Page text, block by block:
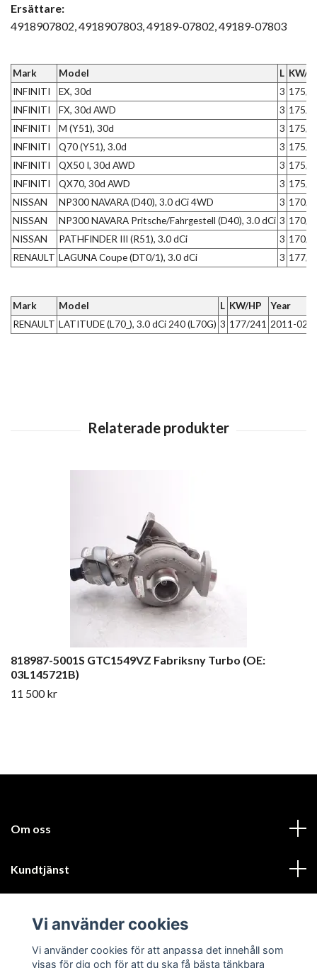
Ersättare:
4918907802, 4918907803, 49189-07802, 49189-07803
Mark Model L KW/
INFINITI
EX, 30d 3 175/
INFINITI
FX, 30d AWD 3 175/
INFINITI
M (Y51), 30d 3 175/
INFINITI
Q70 (Y51), 3.0d 3 175/
INFINITI
QX50 I, 30d AWD 3 175/
INFINITI
QX70, 30d AWD 3 175/
NISSAN
NP300 NAVARA (D40), 3.0 dCi 4WD 3 170/
NISSAN
NP300 NAVARA Pritsche/Fahrgestell (D40), 3.0 dCi 3 170/
NISSAN
PATHFINDER III (R51), 3.0 dCi 3 170/
RENAULT LAGUNA Coupe (DT0/1), 3.0 dCi 3 177/
Mark Model L KW/HP Year
RENAULT LATITUDE (L70_), 3.0 dCi 240 (L70G) 3 177/241 2011-02
818987-5001S GTC1549VZ Fabriksny Turbo (OE:
03L145721B)
11 500 kr
Om oss
Kundtjänst
Sociala medier
Vi använder cookies
Vi använder cookies för att anpassa det innehåll som
visas för dig och för att du ska få bästa tänkbara